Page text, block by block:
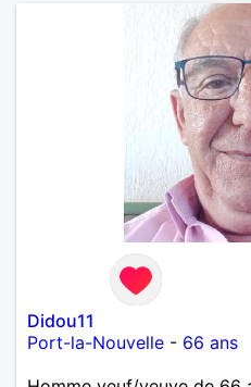
Didou11
Port-la-Nouvelle - 66 ans